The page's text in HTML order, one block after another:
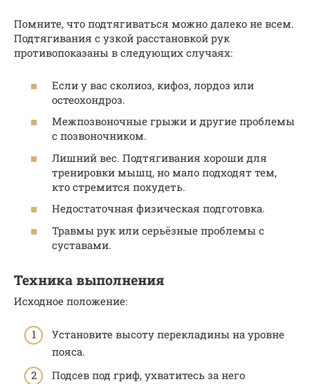
Помните, что подтягиваться можно далеко не всем.
Подтягивания с узкой расстановкой рук
противопоказаны в следующих случаях:
Если у вас сколиоз, кифоз, лордоз или
остеохондроз.
Межпозвоночные грыжи и другие проблемы
с позвоночником.
Лишний вес. Подтягивания хороши для
тренировки мышц, но мало подходят тем,
кто стремится похудеть.
Недостаточная физическая подготовка.
Травмы рук или серьёзные проблемы с
суставами.
Техника выполнения
Исходное положение:
Установите высоту перекладины на уровне
пояса.
Подсев под гриф, ухватитесь за него